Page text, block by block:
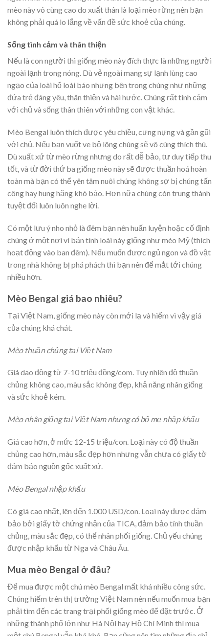
mèo này vô cùng cao do xuất thân là loại mèo rừng nên bạn
không phải quá lo lắng về vấn đề sức khoẻ của chúng.
Sống tình cảm và thân thiện
Nếu là con người thì giống mèo này đích thực là những người
ngoài lạnh trong nóng. Dù vẻ ngoài mang sự lạnh lùng cao
ngạo của loài hổ loài báo nhưng bên trong chúng như những
đứa trẻ đáng yêu, thân thiện và hài hước. Chúng rất tình cảm
với chủ và sống thân thiên với những con vật khác.
Mèo Bengal luôn thích được yêu chiều, cưng nựng và gần gũi
với chủ. Nếu bạn vuốt ve bộ lông chúng sẽ vô cùng thích thú.
Dù xuất xứ từ mèo rừng nhưng do rất dễ bảo, tư duy tiếp thu
tốt, và từ đời thứ ba giống mèo này sẽ được thuần hoá hoàn
toàn mà bạn có thể yên tâm nuôi chúng không sợ bị chúng tấn
công hay hung hăng khó bảo. Hơn nữa chúng còn trung thành
tuyệt đối luôn luôn nghe lời.
Có một lưu ý nho nhỏ là đêm bạn nên huấn luyện hoặc cố định
chúng ở một nơi vì bản tính loài này giống như mèo Mỹ (thích
hoạt động vào ban đêm). Nếu muốn được ngủ ngon và đồ vật
trong nhà không bị phá phách thì bạn nên để mắt tới chúng
nhiều hơn.
Mèo Bengal giá bao nhiêu?
Tại Việt Nam, giống mèo này còn mới lạ và hiếm vì vậy giá
của chúng khá chát.
Mèo thuần chủng tại Việt Nam
Giá dao động từ 7-10 triệu đồng/com. Tuy nhiên độ thuần
chủng không cao, màu sắc không đẹp, khả năng nhân giống
và sức khoẻ kém.
Mèo nhân giống tại Việt Nam nhưng có bố mẹ nhập khẩu
Giá cao hơn, ở mức 12-15 triệu/con. Loại này có độ thuần
chủng cao hơn, màu sắc đẹp hơn nhưng vẫn chưa có giấy tờ
đảm bảo nguồn gốc xuất xứ.
Mèo Bengal nhập khẩu
Có giá cao nhất, lên đến 1.000 USD/con. Loại này được đảm
bảo bởi giấy tờ chứng nhận của TICA, đảm bảo tính thuần
chủng, màu sắc đẹp, có thể nhân phối giống. Chủ yếu chúng
được nhập khẩu từ Nga và Châu Âu.
Mua mèo Bengal ở đâu?
Để mua được một chú mèo Bengal mất khá nhiều công sức.
Chúng hiếm trên thị trường Việt Nam nên nếu muốn mua bạn
phải tìm đến các trang trại phối giống mèo để đặt trước. Ở
những thành phố lớn như Hà Nội hay Hồ Chí Minh thì mua